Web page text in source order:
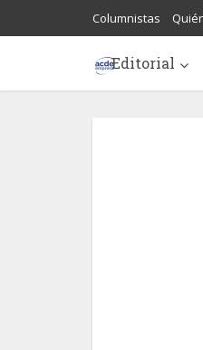
Columnistas
Editorial